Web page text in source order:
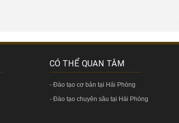
CÓ THỂ QUAN TÂM
- Đào tạo cơ bản tại Hải Phòng
- Đào tạo chuyên sâu tại Hải Phòng